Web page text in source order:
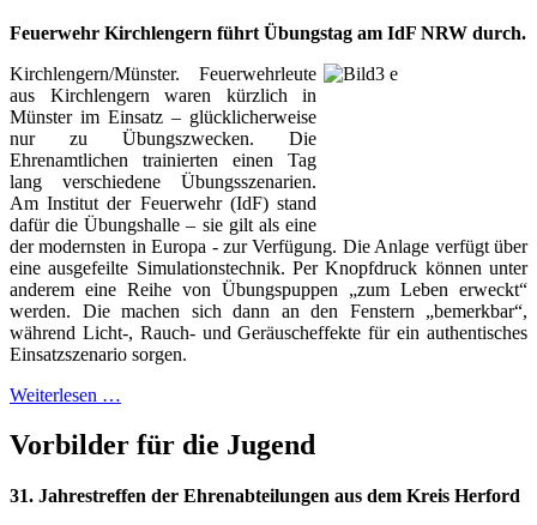
Feuerwehr Kirchlengern führt Übungstag am IdF NRW durch.
Kirchlengern/Münster. Feuerwehrleute
aus Kirchlengern waren kürzlich in
Münster im Einsatz – glücklicherweise
nur zu Übungszwecken. Die
Ehrenamtlichen trainierten einen Tag
lang verschiedene Übungsszenarien.
Am Institut der Feuerwehr (IdF) stand
dafür die Übungshalle – sie gilt als eine
der modernsten in Europa - zur Verfügung. Die Anlage verfügt über
eine ausgefeilte Simulationstechnik. Per Knopfdruck können unter
anderem eine Reihe von Übungspuppen „zum Leben erweckt“
werden. Die machen sich dann an den Fenstern „bemerkbar“,
während Licht-, Rauch- und Geräuscheffekte für ein authentisches
Einsatzszenario sorgen.
Weiterlesen …
Vorbilder für die Jugend
31. Jahrestreffen der Ehrenabteilungen aus dem Kreis Herford